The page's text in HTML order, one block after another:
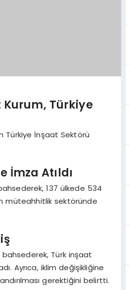
Kurum, Türkiye
Türkiye İnşaat Sektörü
İmza Atıldı
137 ülkede 534
müteahhitlik sektöründe
Türk inşaat
Ayrıca, iklim değişikliğine
gerektiğini belirtti.